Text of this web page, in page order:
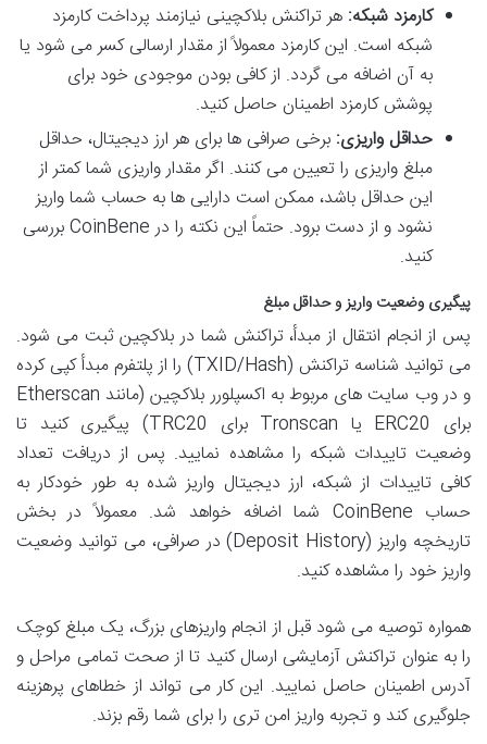
کارمزد شبکه: هر تراکنش بلاکچینی نیازمند پرداخت کارمزد
شبکه است. این کارمزد معمولاً از مقدار ارسالی کسر می شود یا
به آن اضافه می گردد. از کافی بودن موجودی خود برای
پوشش کارمزد اطمینان حاصل کنید.
حداقل واریزی: برخی صرافی ها برای هر ارز دیجیتال، حداقل
مبلغ واریزی را تعیین می کنند. اگر مقدار واریزی شما کمتر از
این حداقل باشد، ممکن است دارایی ها به حساب شما واریز
نشود و از دست برود. حتماً این نکته را در CoinBene بررسی
کنید.
پیگیری وضعیت واریز و حداقل مبلغ
پس از انجام انتقال از مبدأ، تراکنش شما در بلاکچین ثبت می شود.
می توانید شناسه تراکنش (TXID/Hash) را از پلتفرم مبدأ کپی کرده
و در وب سایت های مربوط به اکسپلورر بلاکچین (مانند Etherscan
برای ERC20 یا Tronscan برای TRC20) پیگیری کنید تا
وضعیت تاییدات شبکه را مشاهده نمایید. پس از دریافت تعداد
کافی تاییدات از شبکه، ارز دیجیتال واریز شده به طور خودکار به
حساب CoinBene شما اضافه خواهد شد. معمولاً در بخش
تاریخچه واریز (Deposit History) در صرافی، می توانید وضعیت
واریز خود را مشاهده کنید.
همواره توصیه می شود قبل از انجام واریزهای بزرگ، یک مبلغ کوچک
را به عنوان تراکنش آزمایشی ارسال کنید تا از صحت تمامی مراحل و
آدرس اطمینان حاصل نمایید. این کار می تواند از خطاهای پرهزینه
جلوگیری کند و تجربه واریز امن تری را برای شما رقم بزند.